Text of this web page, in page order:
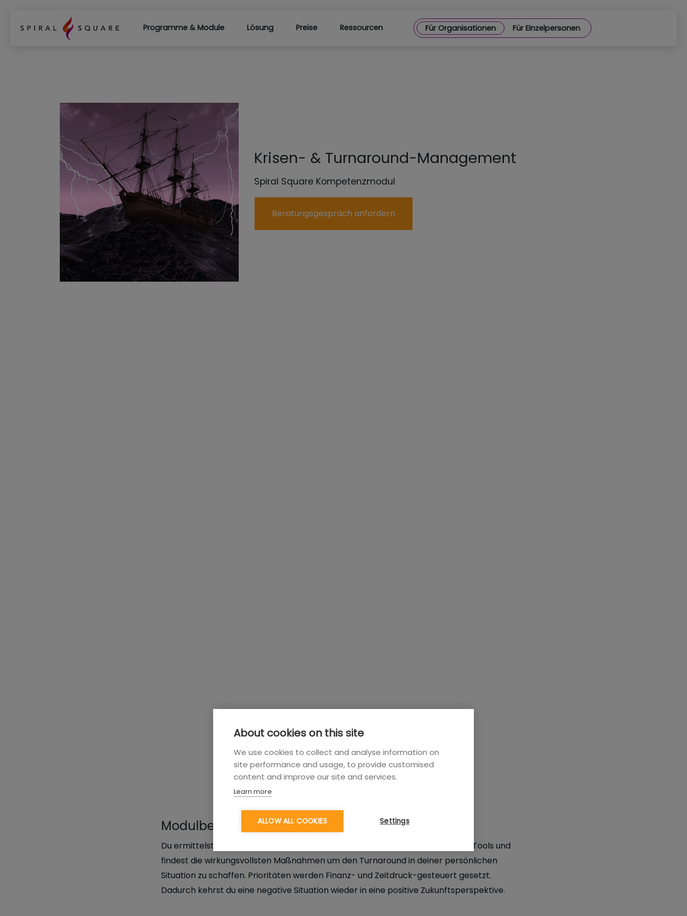
Programme & Module Lösung Preise Ressourcen Für Organisationen Für Einzelpersonen
Krisen- & Turnaround-Management
Spiral Square Kompetenzmodul
Beratungsgespräch anfordern
Modulbeschreibung
Du ermittelst die Ursachen der Krise durch bewährte Analyse-Methoden und Tools und
findest die wirkungsvollsten Maßnahmen um den Turnaround in deiner persönlichen
Situation zu schaffen. Prioritäten werden Finanz- und Zeitdruck-gesteuert gesetzt.
Dadurch kehrst du eine negative Situation wieder in eine positive Zukunftsperspektive.
About cookies on this site
We use cookies to collect and analyse information on
site performance and usage, to provide customised
content and improve our site and services.
Learn more
ALLOW ALL COOKIES Settings